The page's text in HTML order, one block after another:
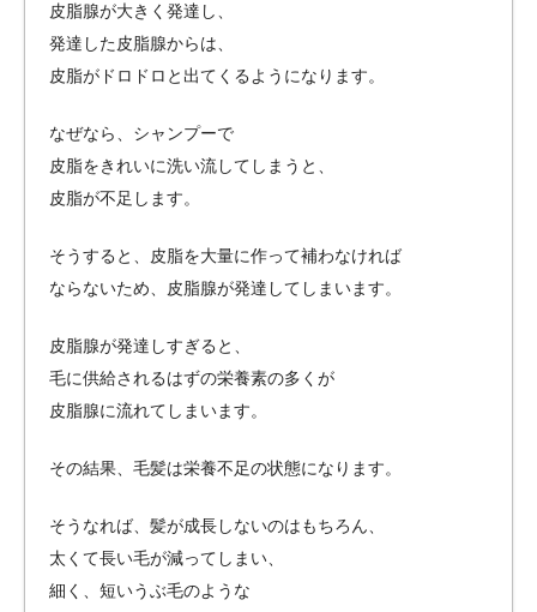
皮脂腺が大きく発達し、
発達した皮脂腺からは、
皮脂がドロドロと出てくるようになります。
なぜなら、シャンプーで
皮脂をきれいに洗い流してしまうと、
皮脂が不足します。
そうすると、皮脂を大量に作って補わなければ
ならないため、皮脂腺が発達してしまいます。
皮脂腺が発達しすぎると、
毛に供給されるはずの栄養素の多くが
皮脂腺に流れてしまいます。
その結果、毛髪は栄養不足の状態になります。
そうなれば、髪が成長しないのはもちろん、
太くて長い毛が減ってしまい、
細く、短いうぶ毛のような